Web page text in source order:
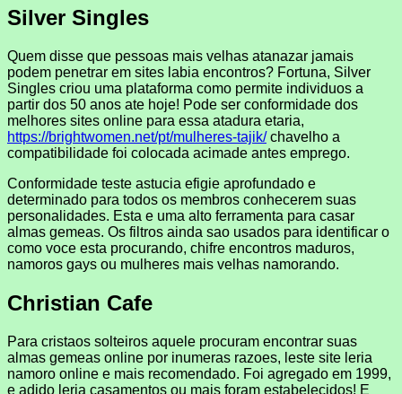
Silver Singles
Quem disse que pessoas mais velhas atanazar jamais
podem penetrar em sites labia encontros? Fortuna, Silver
Singles criou uma plataforma como permite individuos a
partir dos 50 anos ate hoje! Pode ser conformidade dos
melhores sites online para essa atadura etaria,
https://brightwomen.net/pt/mulheres-tajik/chavelho a
compatibilidade foi colocada acimade antes emprego.
Conformidade teste astucia efigie aprofundado e
determinado para todos os membros conhecerem suas
personalidades. Esta e uma alto ferramenta para casar
almas gemeas. Os filtros ainda sao usados para identificar o
como voce esta procurando, chifre encontros maduros,
namoros gays ou mulheres mais velhas namorando.
Christian Cafe
Para cristaos solteiros aquele procuram encontrar suas
almas gemeas online por inumeras razoes, leste site leria
namoro online e mais recomendado. Foi agregado em 1999,
e adido leria casamentos ou mais foram estabelecidos! E